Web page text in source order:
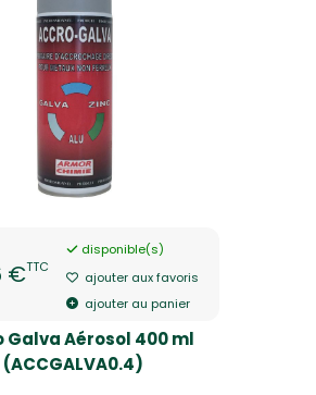
€TTC
disponible(s)
ajouter aux favoris
ajouter au panier
Galva Aérosol 400 ml
(ACCGALVA0.4)